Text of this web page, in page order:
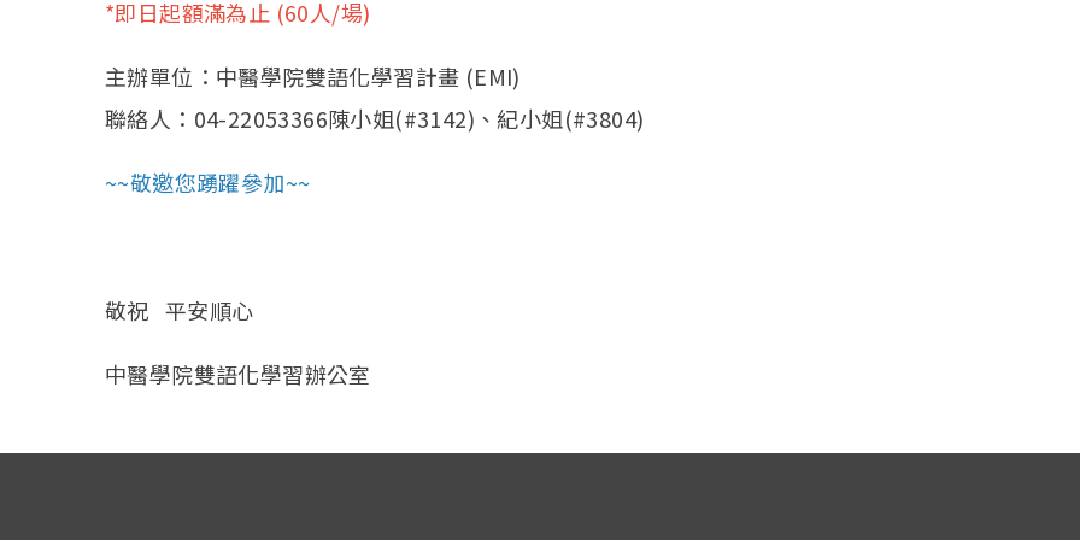
*即日起額滿為止 (60人/場)
主辦單位：中醫學院雙語化學習計畫 (EMI)
聯絡人：04-22053366陳小姐(#3142)、紀小姐(#3804)
~~敬邀您踴躍參加~~
敬祝 平安順心
中醫學院雙語化學習辦公室